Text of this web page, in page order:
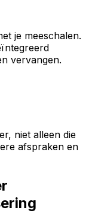
je meeschalen.
vervangen.
niet alleen die
afspraken en